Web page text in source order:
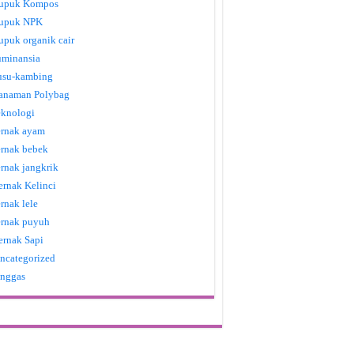
Kompos
NPK
organik cair
kambing
Polybag
ayam
bebek
jangkrik
Kelinci
lele
puyuh
Sapi